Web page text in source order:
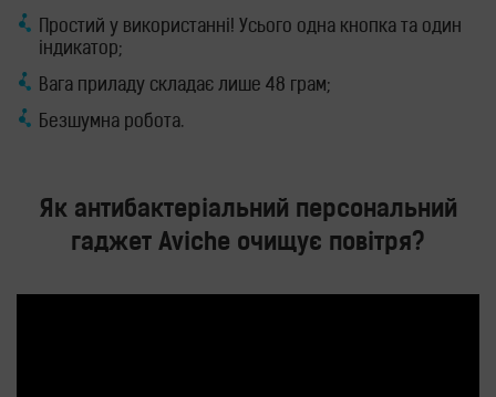
Простий у використанні! Усього одна кнопка та один
індикатор;
Вага приладу складає лише 48 грам;
Безшумна робота.
Як антибактеріальний персональний
гаджет Aviche очищує повітря?